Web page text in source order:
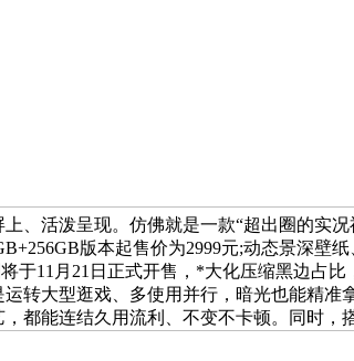
、活泼呈现。仿佛就是一款“超出圈的实
版本起售价为2999元;动态景深
于11月21日正式开售，*大化压缩黑边占
转大型逛戏、多使用并行，暗光也能精
都能连结久用流利、不变不卡顿。同时，